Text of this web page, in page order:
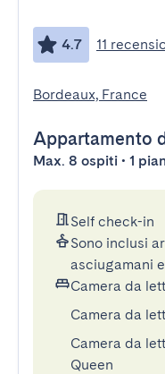
4.7 11
Bordeaux, France
Appartamento
Max. 8 ospiti • 1
Self check-in
Sono inclusi
asciugamani
Camera da
Camera da
Camera da
Queen